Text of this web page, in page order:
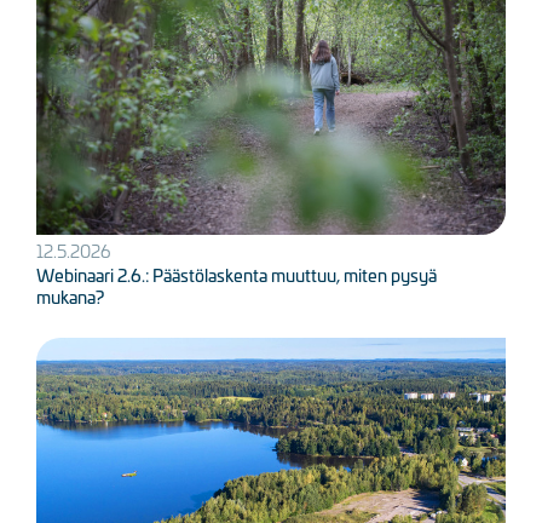
12.5.2026
Webinaari 2.6.: Päästölaskenta muuttuu, miten pysyä
mukana?
Kuva